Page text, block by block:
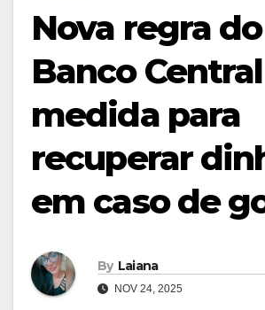
Nova regra
Banco
medida para
recuperar
em caso de
By Laiana
NOV 24, 2025